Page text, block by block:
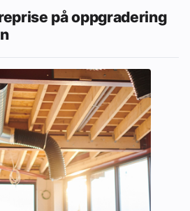
på oppgradering